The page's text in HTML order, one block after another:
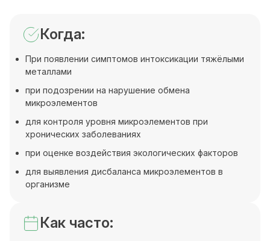
Когда:
При появлении симптомов интоксикации тяжёлыми
металлами
при подозрении на нарушение обмена
микроэлементов
для контроля уровня микроэлементов при
хронических заболеваниях
при оценке воздействия экологических факторов
для выявления дисбаланса микроэлементов в
организме
Как часто: